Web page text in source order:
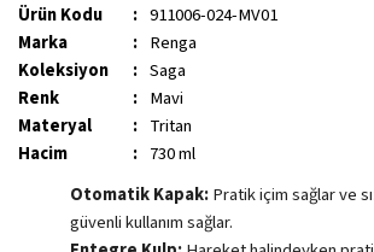
Ürün Kodu : 911006-024-MV01
Marka
: Renga
Koleksiyon
: Saga
Renk
: Mavi
Materyal
: Tritan
Hacim
: 730 ml
Otomatik Kapak:Pratik içim sağlar ve
güvenli kullanım sağlar.